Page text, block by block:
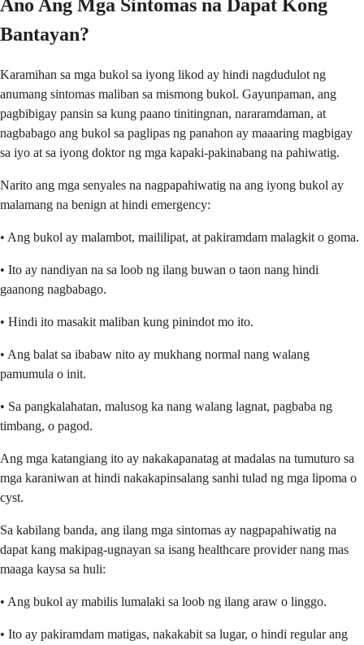
Ano Ang Mga Sintomas na Dapat Kong
Bantayan?
Karamihan sa mga bukol sa iyong likod ay hindi nagdudulot ng
anumang sintomas maliban sa mismong bukol. Gayunpaman, ang
pagbibigay pansin sa kung paano tinitingnan, nararamdaman, at
nagbabago ang bukol sa paglipas ng panahon ay maaaring magbigay
sa iyo at sa iyong doktor ng mga kapaki-pakinabang na pahiwatig.
Narito ang mga senyales na nagpapahiwatig na ang iyong bukol ay
malamang na benign at hindi emergency:
• Ang bukol ay malambot, maililipat, at pakiramdam malagkit o goma.
• Ito ay nandiyan na sa loob ng ilang buwan o taon nang hindi
gaanong nagbabago.
• Hindi ito masakit maliban kung pinindot mo ito.
• Ang balat sa ibabaw nito ay mukhang normal nang walang
pamumula o init.
• Sa pangkalahatan, malusog ka nang walang lagnat, pagbaba ng
timbang, o pagod.
Ang mga katangiang ito ay nakakapanatag at madalas na tumuturo sa
mga karaniwan at hindi nakakapinsalang sanhi tulad ng mga lipoma o
cyst.
Sa kabilang banda, ang ilang mga sintomas ay nagpapahiwatig na
dapat kang makipag-ugnayan sa isang healthcare provider nang mas
maaga kaysa sa huli:
• Ang bukol ay mabilis lumalaki sa loob ng ilang araw o linggo.
• Ito ay pakiramdam matigas, nakakabit sa lugar, o hindi regular ang